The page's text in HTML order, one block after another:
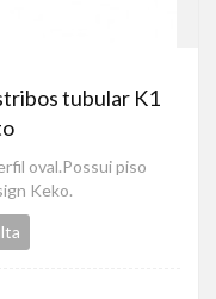
tubular K1
oval.Possui piso
Keko.